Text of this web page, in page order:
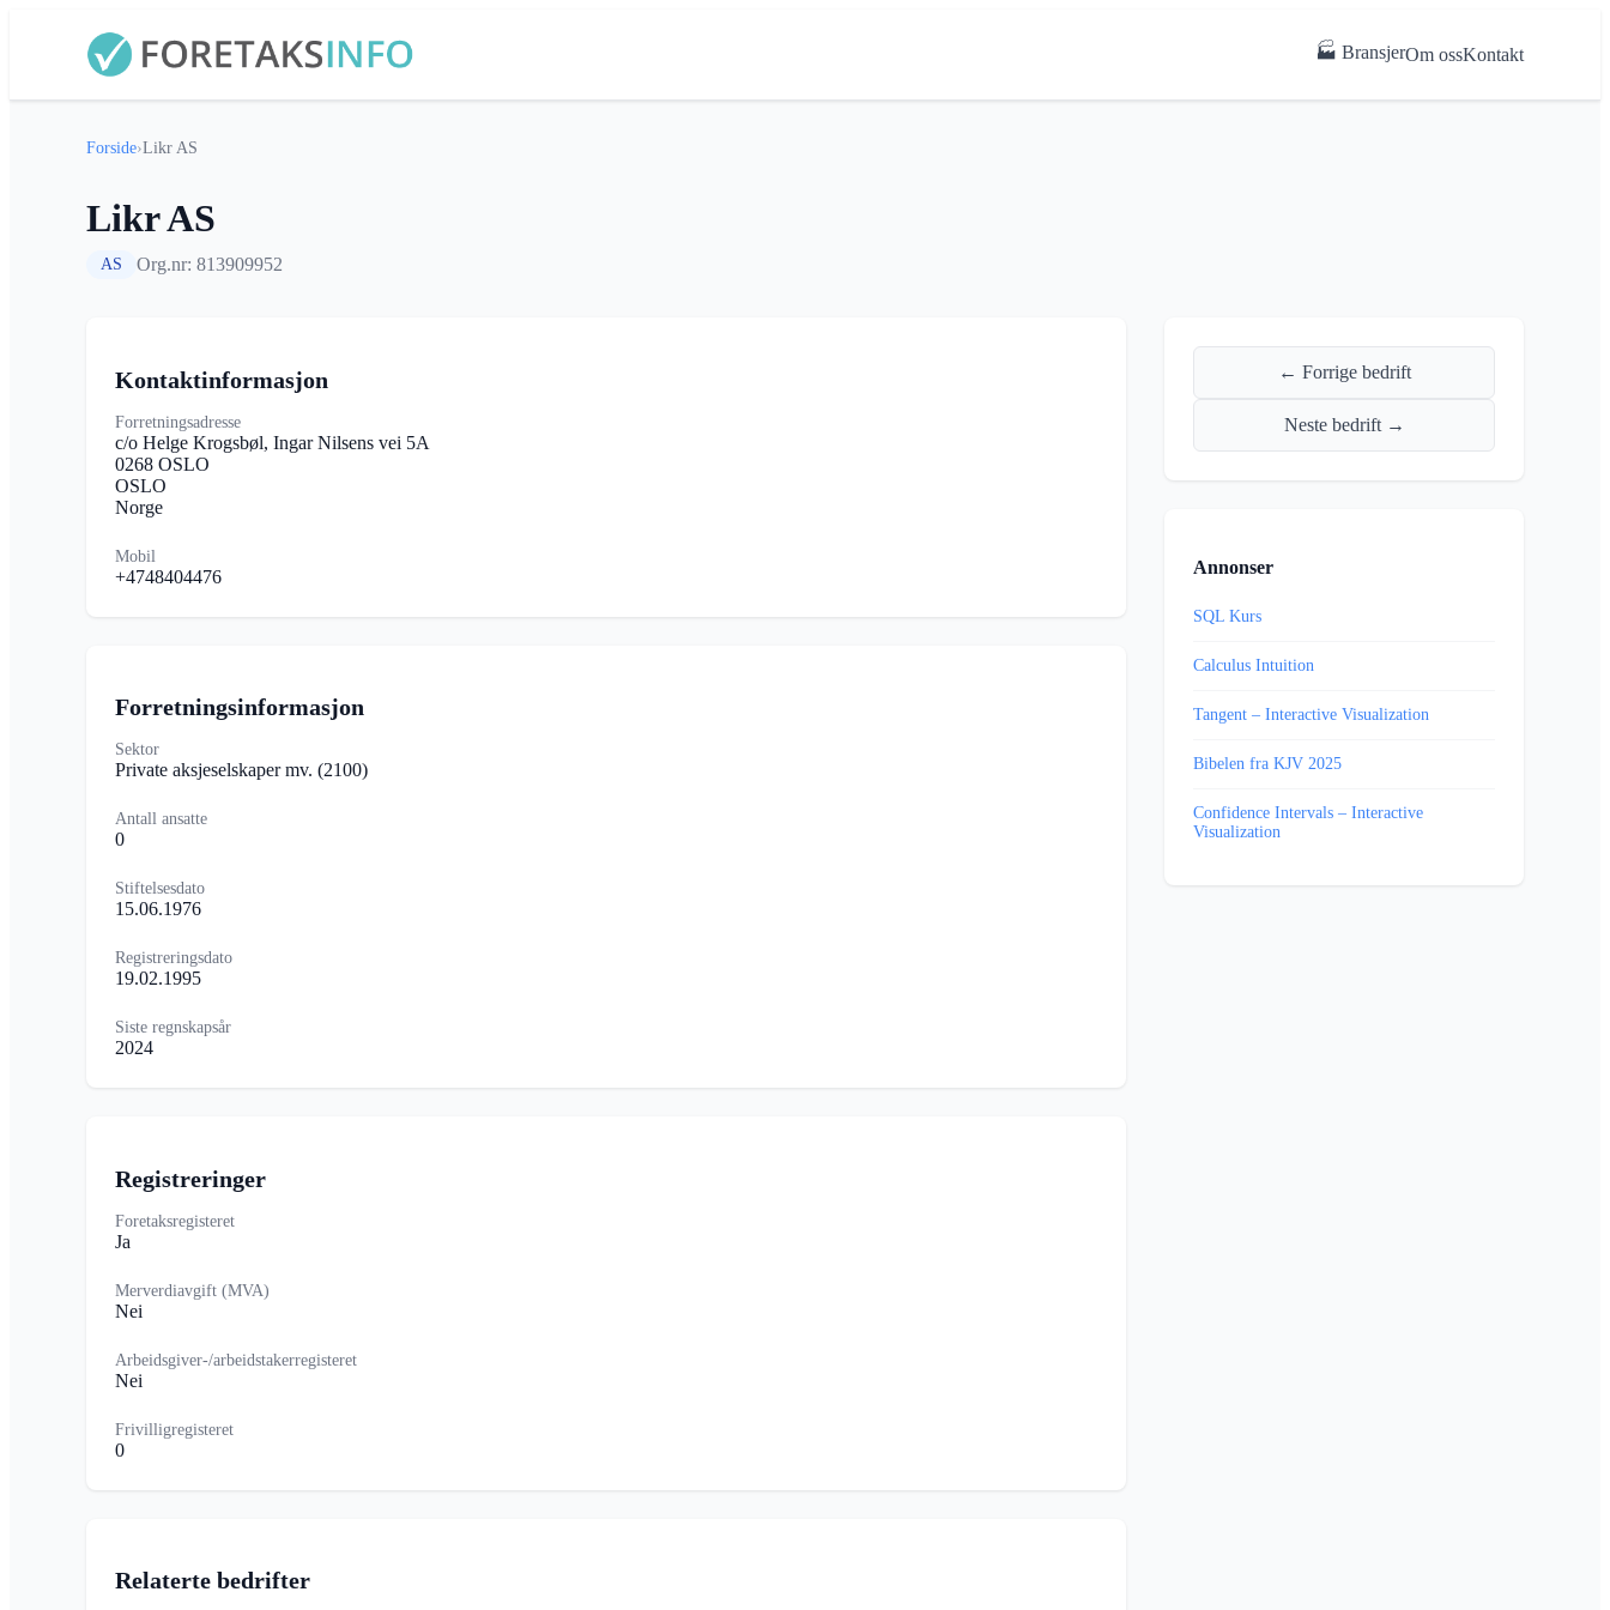
🏭 BransjerOm ossKontakt
Forside›Likr AS
Likr AS
AS Org.nr: 813909952
Kontaktinformasjon
Forretningsadresse
c/o Helge Krogsbøl, Ingar Nilsens vei 5A
0268 OSLO
OSLO
Norge
Mobil
+4748404476
Forretningsinformasjon
Sektor
Private aksjeselskaper mv. (2100)
Antall ansatte
0
Stiftelsesdato
15.06.1976
Registreringsdato
19.02.1995
Siste regnskapsår
2024
Registreringer
Foretaksregisteret
Ja
Merverdiavgift (MVA)
Nei
Arbeidsgiver-/arbeidstakerregisteret
Nei
Frivilligregisteret
0
Relaterte bedrifter
← Forrige bedrift
Neste bedrift →
Annonser
SQL Kurs
Calculus Intuition
Tangent – Interactive Visualization
Bibelen fra KJV 2025
Confidence Intervals – Interactive
Visualization